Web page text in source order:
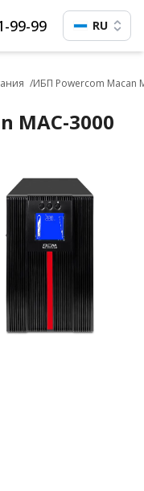
99-99 RU
ИБП Powercom Macan
MAC-3000